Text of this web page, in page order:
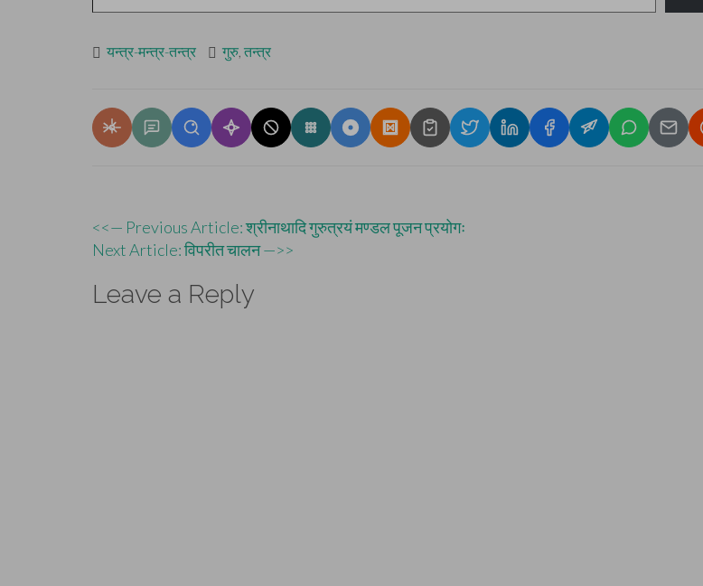
यन्त्र-मन्त्र-तन्त्र गुरु, तन्त्र
Post
navigation
<<— Previous Article: श्रीनाथादि गुरुत्रयं मण्डल पूजन प्रयोगः
Next Article: विपरीत चालन —>>
Leave a Reply